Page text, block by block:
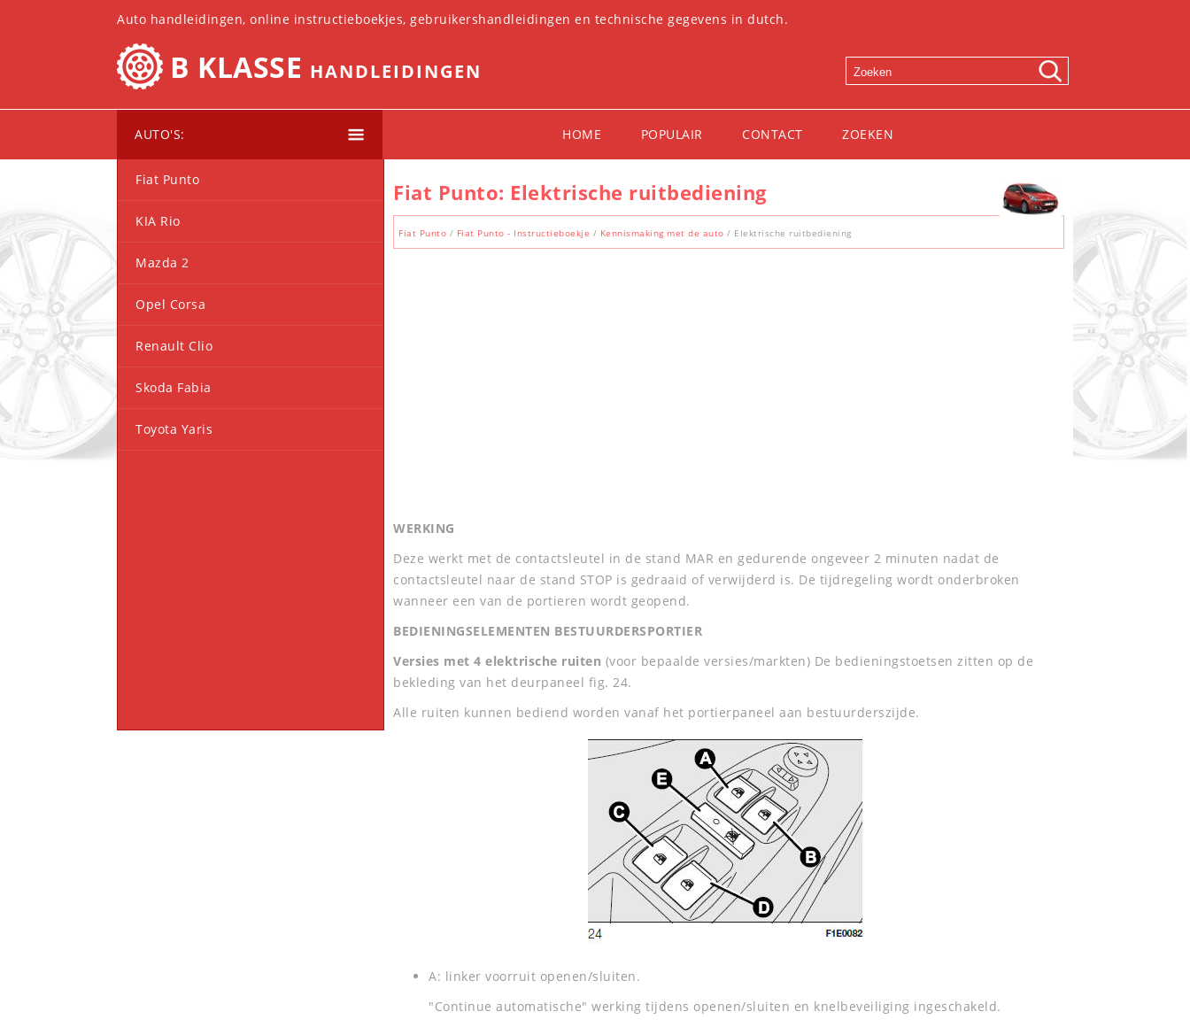
Auto handleidingen, online instructieboekjes, gebruikershandleidingen en technische gegevens in dutch.
B KLASSE HANDLEIDINGEN
AUTO'S: HOME POPULAIR CONTACT ZOEKEN
Fiat Punto: Elektrische ruitbediening
Fiat Punto / Fiat Punto - Instructieboekje / Kennismaking met de auto / Elektrische ruitbediening
WERKING
Deze werkt met de contactsleutel in de stand MAR en gedurende ongeveer 2 minuten nadat de
contactsleutel naar de stand STOP is gedraaid of verwijderd is. De tijdregeling wordt onderbroken
wanneer een van de portieren wordt geopend.
BEDIENINGSELEMENTEN BESTUURDERSPORTIER
Versies met 4 elektrische ruiten (voor bepaalde versies/markten) De bedieningstoetsen zitten op de
bekleding van het deurpaneel fig. 24.
Alle ruiten kunnen bediend worden vanaf het portierpaneel aan bestuurderszijde.
A: linker voorruit openen/sluiten.
"Continue automatische" werking tijdens openen/sluiten en knelbeveiliging ingeschakeld.
Fiat Punto
KIA Rio
Mazda 2
Opel Corsa
Renault Clio
Skoda Fabia
Toyota Yaris